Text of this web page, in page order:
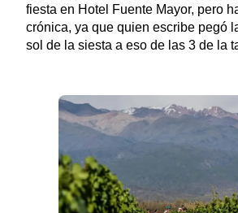
fiesta en Hotel Fuente Mayor, pero
crónica, ya que quien escribe pegó
sol de la siesta a eso de las 3 de la